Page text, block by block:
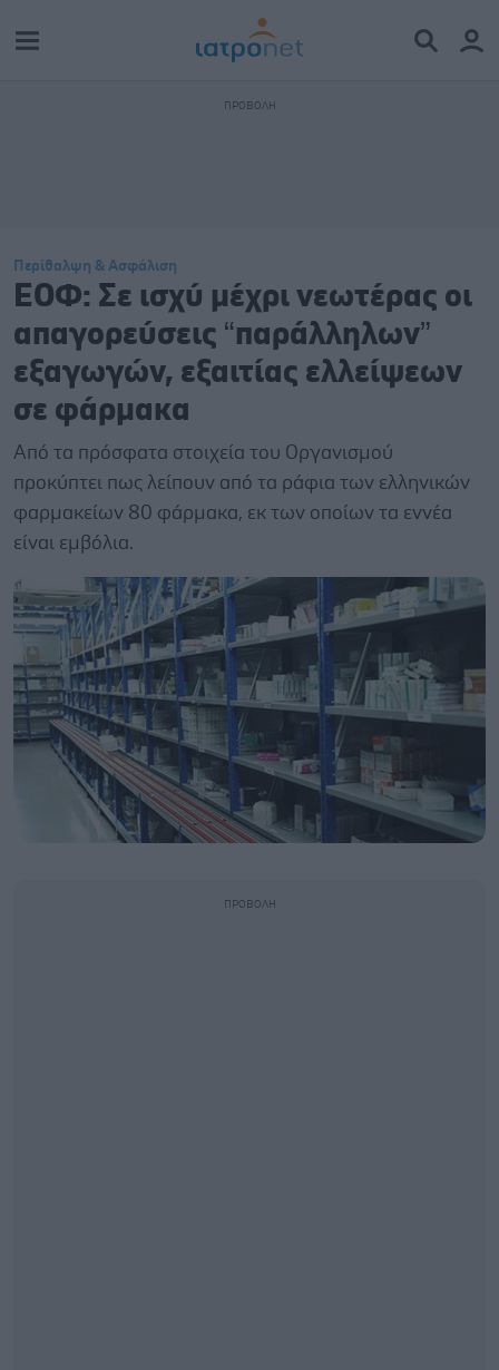
Περίθαλψη & Ασφάλιση
ΕΟΦ: Σε ισχύ μέχρι νεωτέρας οι
απαγορεύσεις “παράλληλων”
εξαγωγών, εξαιτίας ελλείψεων
σε φάρμακα
Από τα πρόσφατα στοιχεία του Οργανισμού
προκύπτει πως λείπουν από τα ράφια των ελληνικών
φαρμακείων 80 φάρμακα, εκ των οποίων τα εννέα
είναι εμβόλια.